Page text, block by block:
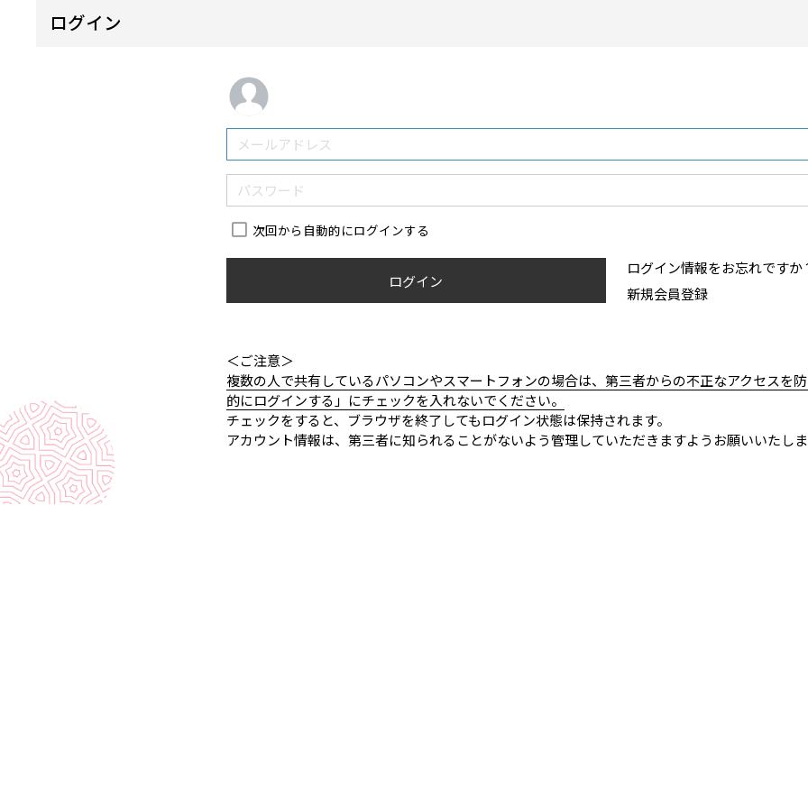
ログイン
次回から自動的にログインする
ログイン
ログイン情報をお忘れですか
新規会員登録
＜ご注意＞
複数の人で共有しているパソコンやスマートフォンの場合は、第三者からの不正なアクセスを
的にログインする」にチェックを入れないでください。
チェックをすると、ブラウザを終了してもログイン状態は保持されます。
アカウント情報は、第三者に知られることがないよう管理していただきますようお願いいたし